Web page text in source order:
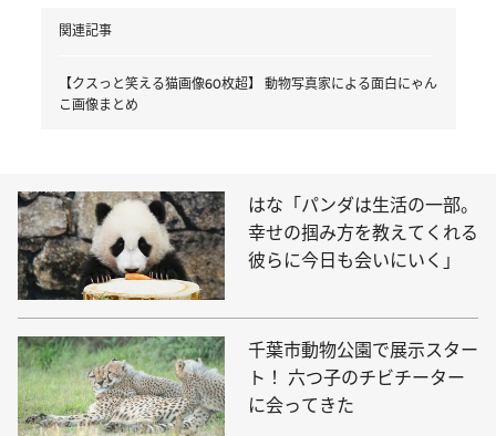
関連記事
【クスっと笑える猫画像60枚超】 動物写真家による面白にゃん
こ画像まとめ
はな「パンダは生活の一部。
幸せの掴み方を教えてくれる
彼らに今日も会いにいく」
千葉市動物公園で展示スター
ト！ 六つ子のチビチーター
に会ってきた